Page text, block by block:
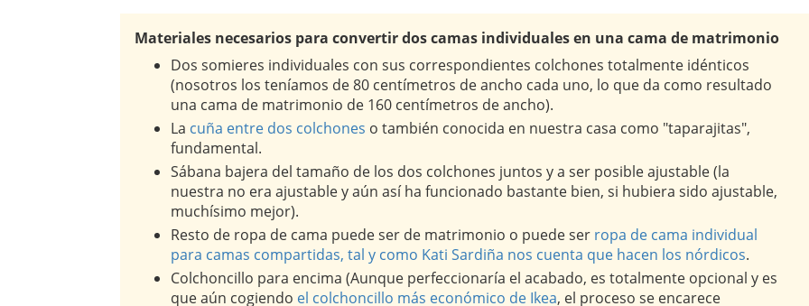
Materiales necesarios para convertir dos camas individuales en una cama de matrimonio
Dos somieres individuales con sus correspondientes colchones totalmente idénticos
(nosotros los teníamos de 80 centímetros de ancho cada uno, lo que da como resultado
una cama de matrimonio de 160 centímetros de ancho).
La cuña entre dos colchones o también conocida en nuestra casa como "taparajitas",
fundamental.
Sábana bajera del tamaño de los dos colchones juntos y a ser posible ajustable (la
nuestra no era ajustable y aún así ha funcionado bastante bien, si hubiera sido ajustable,
muchísimo mejor).
Resto de ropa de cama puede ser de matrimonio o puede ser ropa de cama individual
para camas compartidas, tal y como Kati Sardiña nos cuenta que hacen los nórdicos.
Colchoncillo para encima (Aunque perfeccionaría el acabado, es totalmente opcional y es
que aún cogiendo el colchoncillo más económico de Ikea, el proceso se encarece